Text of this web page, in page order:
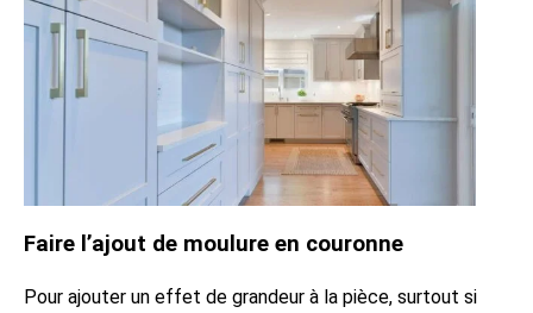
Faire l’ajout de moulure en couronne
Pour ajouter un effet de grandeur à la pièce, surtout si